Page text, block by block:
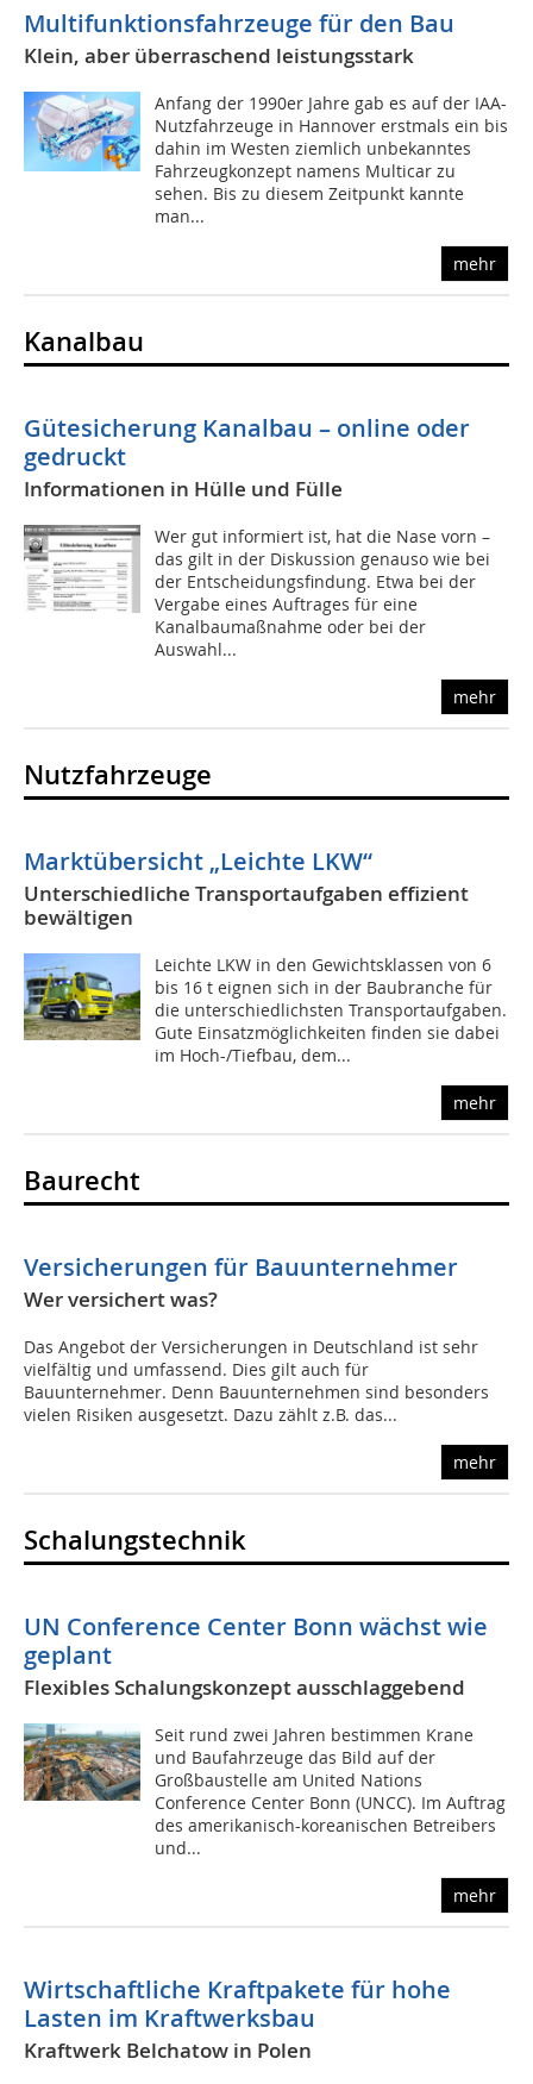
Multifunktionsfahrzeuge für den Bau
Klein, aber überraschend leistungsstark
Anfang der 1990er Jahre gab es auf der IAA-
Nutzfahrzeuge in Hannover erstmals ein bis
dahin im Westen ziemlich unbekanntes
Fahrzeugkonzept namens Multicar zu
sehen. Bis zu diesem Zeitpunkt kannte
man...
mehr
Kanalbau
Gütesicherung Kanalbau – online oder
gedruckt
Informationen in Hülle und Fülle
Wer gut informiert ist, hat die Nase vorn –
das gilt in der Diskussion genauso wie bei
der Entscheidungsfindung. Etwa bei der
Vergabe eines Auftrages für eine
Kanalbaumaßnahme oder bei der
Auswahl...
mehr
Nutzfahrzeuge
Marktübersicht „Leichte LKW“
Unterschiedliche Transportaufgaben effizient
bewältigen
Leichte LKW in den Gewichtsklassen von 6
bis 16 t eignen sich in der Baubranche für
die unterschiedlichsten Transportaufgaben.
Gute Einsatzmöglichkeiten finden sie dabei
im Hoch-/Tiefbau, dem...
mehr
Baurecht
Versicherungen für Bauunternehmer
Wer versichert was?
Das Angebot der Versicherungen in Deutschland ist sehr
vielfältig und umfassend. Dies gilt auch für
Bauunternehmer. Denn Bauunternehmen sind besonders
vielen Risiken ausgesetzt. Dazu zählt z.B. das...
mehr
Schalungstechnik
UN Conference Center Bonn wächst wie
geplant
Flexibles Schalungskonzept ausschlaggebend
Seit rund zwei Jahren bestimmen Krane
und Baufahrzeuge das Bild auf der
Großbaustelle am United Nations
Conference Center Bonn (UNCC). Im Auftrag
des amerikanisch-koreanischen Betreibers
und...
mehr
Wirtschaftliche Kraftpakete für hohe
Lasten im Kraftwerksbau
Kraftwerk Belchatow in Polen